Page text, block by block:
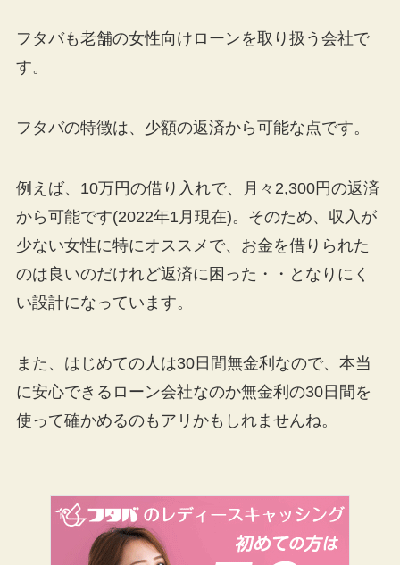
フタバも老舗の女性向けローンを取り扱う会社で
す。
フタバの特徴は、少額の返済から可能な点です。
例えば、10万円の借り入れで、月々2,300円の返済
から可能です(2022年1月現在)。そのため、収入が
少ない女性に特にオススメで、お金を借りられた
のは良いのだけれど返済に困った・・となりにく
い設計になっています。
また、はじめての人は30日間無金利なので、本当
に安心できるローン会社なのか無金利の30日間を
使って確かめるのもアリかもしれませんね。